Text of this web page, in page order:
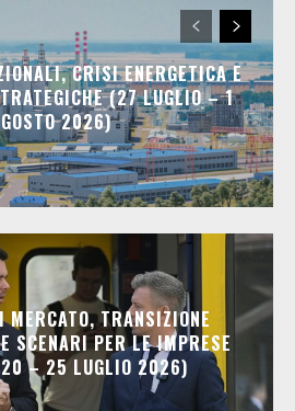
CRISI ENERGETICA E
(27 LUGLIO – 1
2026)
MERCATO, TRANSIZIONE
SCENARI PER LE IMPRESE
– 25 LUGLIO 2026)